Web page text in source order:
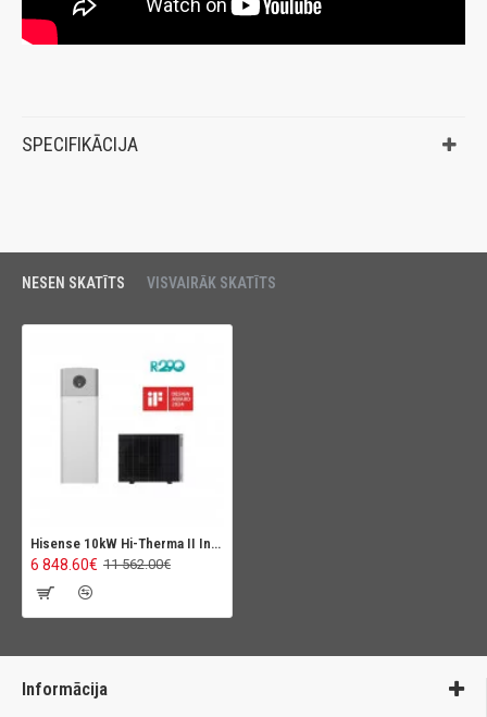
SPECIFIKĀCIJA
NESEN SKATĪTS VISVAIRĀK SKATĪTS
Hisense 10kW Hi-Therma II Integra Combi (R290)
6 848.60€ 11 562.00€
Informācija